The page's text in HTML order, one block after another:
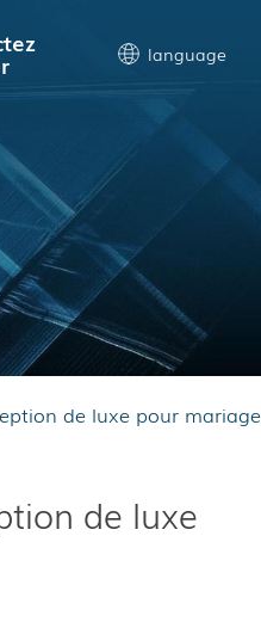
language
de luxe pour mariage
de luxe